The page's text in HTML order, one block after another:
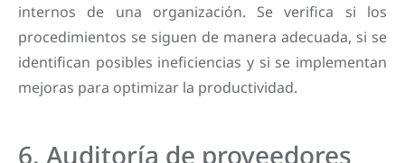
internos de una organización. Se verifica si los
procedimientos se siguen de manera adecuada, si se
identifican posibles ineficiencias y si se implementan
mejoras para optimizar la productividad.
6. Auditoría de proveedores